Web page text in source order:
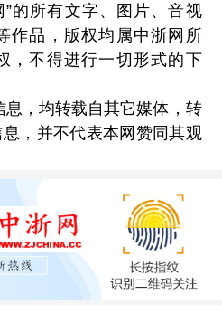
”的所有文字、图片、音视
作品，版权均属中浙网所
，不得进行一切形式的下
息，均转载自其它媒体，转
，并不代表本网赞同其观